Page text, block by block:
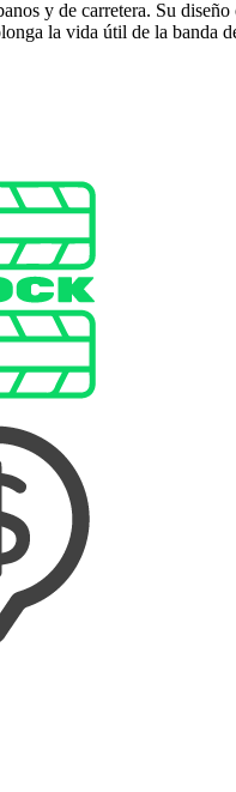
y de carretera. Su
la vida útil de la banda